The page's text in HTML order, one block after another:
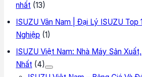
nhất (13)
ISUZU Vân Nam | Đại Lý ISUZU Top
Nghiệp (1)
ISUZU Việt Nam: Nhà Máy Sản
Nhất (4)